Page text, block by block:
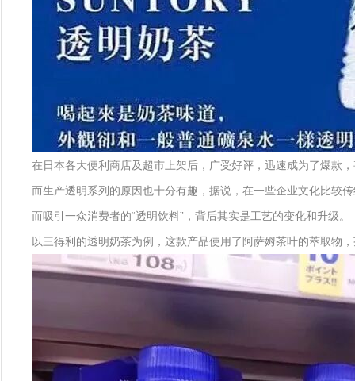
在日本各大便利商店及超市上架后，广受好评，迅速成为了爆款
而生产透明系列的原因也十分有趣，据说，在一些企业文化比较
而吸引一众消费者的“透明饮料”，背后其实是工艺的变化和升级。
以三得利的透明奶茶为例，这款产品使用了阿萨姆茶叶的萃取物